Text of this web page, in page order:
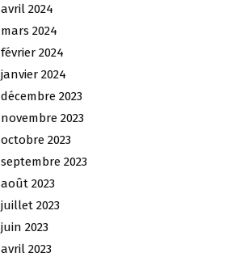
avril 2024
mars 2024
février 2024
janvier 2024
décembre 2023
novembre 2023
octobre 2023
septembre 2023
août 2023
juillet 2023
juin 2023
avril 2023